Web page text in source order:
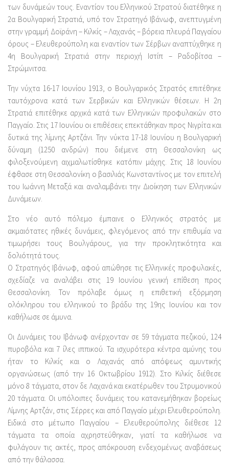
των δυνάμεών τους. Εναντίον του Ελληνικού Στρατού διατέθηκε η
2α Βουλγαρική Στρατιά, υπό τον Στρατηγό Ιβάνωφ, ανεπτυγμένη
στην γραμμή Δοϊράνη – Κιλκίς – Λαχανάς – βόρεια πλευρά Παγγαίου
όρους – Ελευθερούπολη και εναντίον των Σέρβων αναπτύχθηκε η
4η Βουλγαρική Στρατιά στην περιοχή Ιστίπ – Ραδοβίτσα –
Στρώμνιτσα.
Την νύχτα 16-17 Ιουνίου 1913, ο Βουλγαρικός Στρατός επιτέθηκε
ταυτόχρονα κατά των Σερβικών και Ελληνικών θέσεων. Η 2η
Στρατιά επιτέθηκε αρχικά κατά των Ελληνικών προφυλακών στο
Παγγαίο. Στις 17 Ιουνίου οι επιθέσεις επεκτάθηκαν προς Νιγρίτα και
δυτικά της λίμνης Αρτζάνι. Την νύκτα 17-18 Ιουνίου η Βουλγαρική
δύναμη (1250 ανδρών) που διέμενε στη Θεσσαλονίκη ως
φιλοξενούμενη αιχμαλωτίσθηκε κατόπιν μάχης. Στις 18 Ιουνίου
έφθασε στη Θεσσαλονίκη ο βασιλιάς Κωνσταντίνος με τον επιτελή
του Ιωάννη Μεταξά και αναλαμβάνει την Διοίκηση των Ελληνικών
Δυνάμεων.
Στο νέο αυτό πόλεμο έμπαινε ο Ελληνικός στρατός με
ακμαιότατες ηθικές δυνάμεις, φλεγόμενος από την επιθυμία να
τιμωρήσει τους Βουλγάρους, για την προκλητικότητα και
δολιότητά τους.
Ο Στρατηγός Ιβάνωφ, αφού απώθησε τις Ελληνικές προφυλακές,
σχεδίαζε να αναλάβει στις 19 Ιουνίου γενική επίθεση προς
Θεσσαλονίκη. Τον πρόλαβε όμως η επιθετική εξόρμηση
ολόκληρου του ελληνικού το βράδυ της 19ης Ιουνίου και τον
καθήλωσε σε άμυνα.
Οι Δυνάμεις του Ιβάνωφ ανέρχονταν σε 59 τάγματα πεζικού, 124
πυροβόλα και 7 ίλες ιππικού. Τα ισχυρότερα κέντρα αμύνης του
ήταν το Κιλκίς και ο Λαχανάς από απόψεως αμυντικής
οργανώσεως (από την 16 Οκτωβρίου 1912). Στο Κιλκίς διέθεσε
μόνο 8 τάγματα, στον δε Λαχανά και εκατέρωθεν του Στρυμονικού
20 τάγματα. Οι υπόλοιπες δυνάμεις του κατανεμήθηκαν βορείως
Λίμνης Αρτζάν, στις Σέρρες και από Παγγαίο μέχρι Ελευθερούπολη.
Ειδικά στο μέτωπο Παγγαίου – Ελευθερούπολης διέθεσε 12
τάγματα τα οποία αχρηστεύθηκαν, γιατί τα καθήλωσε να
φυλάγουν τις ακτές, προς απόκρουση ενδεχομένως αναβάσεως
από την θάλασσα.